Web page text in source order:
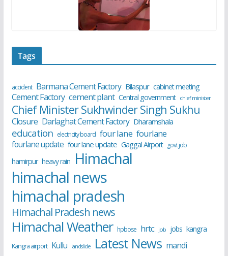
Tags
accident Barmana Cement Factory Bilaspur cabinet meeting
Cement Factory cement plant Central government chief minister
Chief Minister Sukhwinder Singh Sukhu
Closure Darlaghat Cement Factory Dharamshala
education electricity board four lane fourlane
fourlane update four lane update Gaggal Airport govt job
hamirpur heavy rain Himachal
himachal news
himachal pradesh
Himachal Pradesh news
Himachal Weather hpbose hrtc job jobs kangra
Kangra airport Kullu landslide Latest News mandi